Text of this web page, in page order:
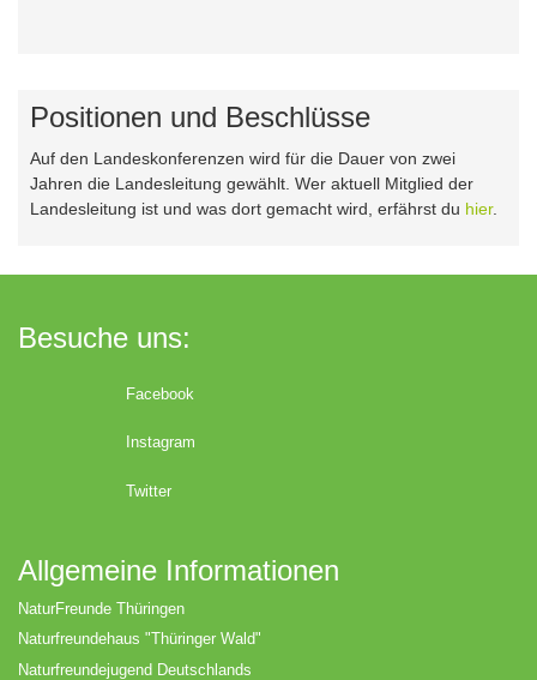
Positionen und Beschlüsse
Auf den Landeskonferenzen wird für die Dauer von zwei
Jahren die Landesleitung gewählt. Wer aktuell Mitglied der
Landesleitung ist und was dort gemacht wird, erfährst du hier.
Besuche uns:
Facebook
Instagram
Twitter
Allgemeine Informationen
NaturFreunde Thüringen
Naturfreundehaus "Thüringer Wald"
Naturfreundejugend Deutschlands